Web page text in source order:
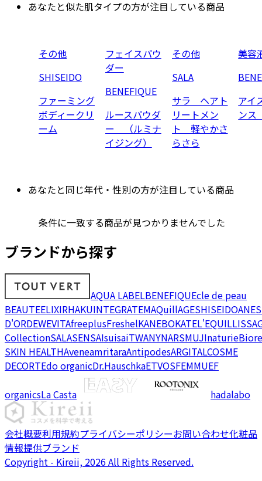
あなたと似た肌タイプの方が注目している商品
その他
SHISEIDO
ファーミング
ボディークリ
ーム
フェイスパウ
ダー
BENEFIQUE
ルースパウダ
ー （ルミナ
イジング）
その他
SALA
サラ ヘアト
リートメン
ト 軽やかさ
らさら
美容
アイ
ン
あなたと同じ年代・性別の方が注目している商品
条件に一致する商品が見つかりませんでした
ブランドから探す
AQUA LABELBENEFIQUEcle de peau
BEAUTEELIXIRHAKUINTEGRATEMAQuillAGESHISEIDO
D'ORDEWEVITAfreeplusFreshelKANEBOKATEL'EQUIL
CollectionSALASENSAIsuisaiTWANYNARSMUJInaturieBiore
SKIN HEALTHAveneamritaraAntipodesARGITALCOSME
DECORTEdo organicDr.HauschkaETVOSFEMMUEF
organicsLa Casta hadalabo
会社概要利用規約プライバシーポリシーお問い合わせ化粧品
情報提供ブランド
Copyright - Kireii, 2026 All Rights Reserved.